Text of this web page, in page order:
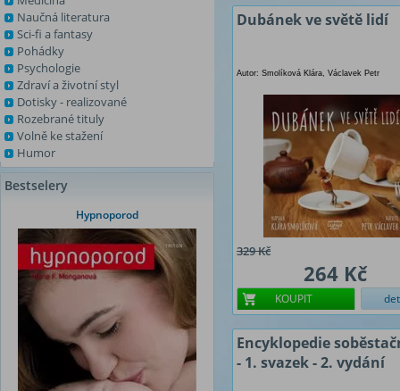
Naučná literatura
Sci-fi a fantasy
Pohádky
Psychologie
Zdraví a životní styl
Dotisky - realizované
Rozebrané tituly
Volně ke stažení
Humor
Bestselery
Hypnoporod
Dubánek ve světě lidí
Autor: Smolíková Klára, Václavek Petr
329 Kč
264 Kč
KOUPIT
Encyklopedie
- 1. svazek - 2. vydání